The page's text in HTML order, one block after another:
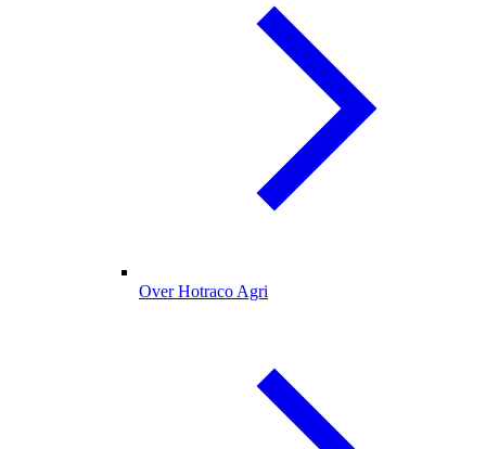
Over Hotraco Agri